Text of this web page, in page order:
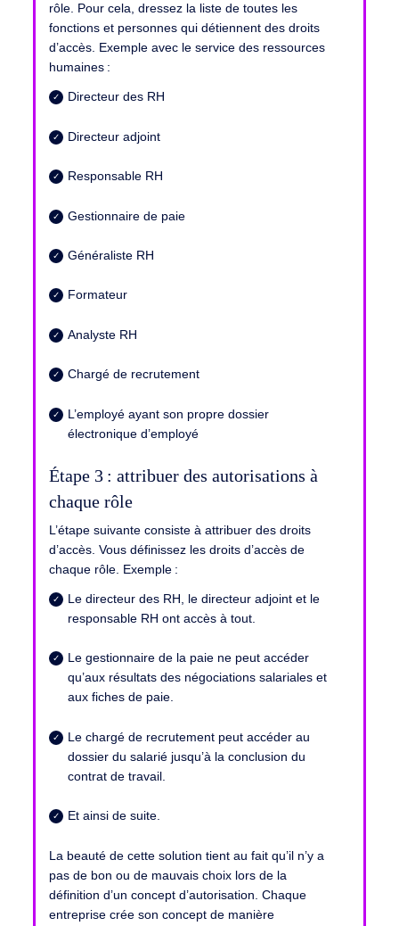
rôle. Pour cela, dressez la liste de toutes les
fonctions et personnes qui détiennent des droits
d’accès. Exemple avec le service des ressources
humaines :
Directeur des RH
Directeur adjoint
Responsable RH
Gestionnaire de paie
Généraliste RH
Formateur
Analyste RH
Chargé de recrutement
L’employé ayant son propre dossier
électronique d’employé
Étape 3 : attribuer des autorisations à
chaque rôle
L’étape suivante consiste à attribuer des droits
d’accès. Vous définissez les droits d’accès de
chaque rôle. Exemple :
Le directeur des RH, le directeur adjoint et le
responsable RH ont accès à tout.
Le gestionnaire de la paie ne peut accéder
qu’aux résultats des négociations salariales et
aux fiches de paie.
Le chargé de recrutement peut accéder au
dossier du salarié jusqu’à la conclusion du
contrat de travail.
Et ainsi de suite.
La beauté de cette solution tient au fait qu’il n’y a
pas de bon ou de mauvais choix lors de la
définition d’un concept d’autorisation. Chaque
entreprise crée son concept de manière